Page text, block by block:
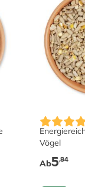
options chosen
Vögel
The price
Ab5,84